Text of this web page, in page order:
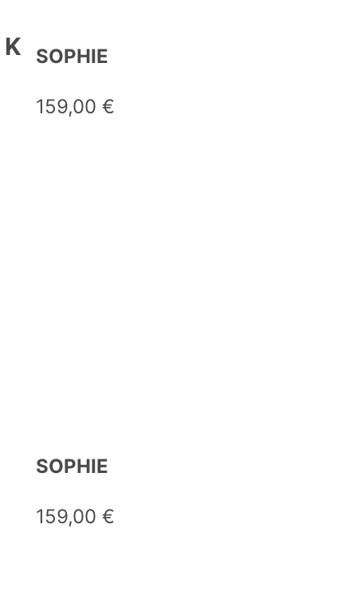
SOPHIE
159,00 €
SOPHIE
159,00 €